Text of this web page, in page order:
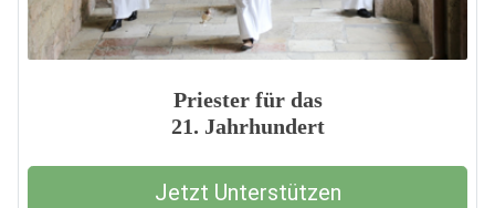
Priester für das
21. Jahrhundert
Jetzt Unterstützen